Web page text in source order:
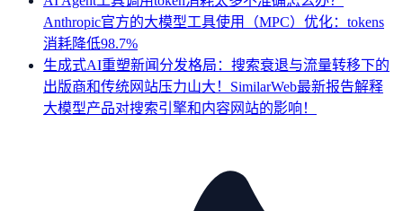
Anthropic官方的大模型工具使用（MPC）优化：tokens
消耗降低98.7%
生成式AI重塑新闻分发格局：搜索衰退与流量转移下的
出版商和传统网站压力山大！SimilarWeb最新报告解释
大模型产品对搜索引擎和内容网站的影响！